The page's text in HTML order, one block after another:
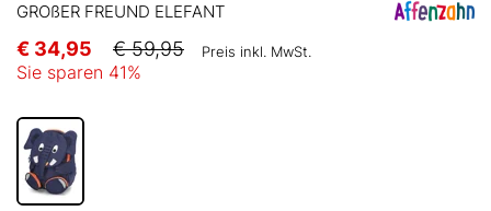
GROßER FREUND ELEFANT
€ 34,95 € 59,95 Preis inkl. MwSt.
Sie sparen 41%